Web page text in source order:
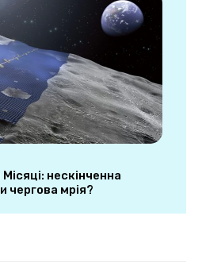
нескінченна
чергова мрія?